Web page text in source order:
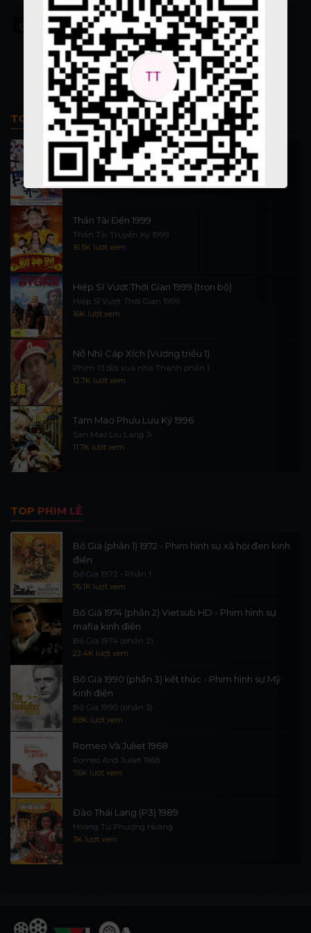
Cimarron
TOP PHIM BỘ
Thi Công Kỳ Án 1997
施公奇案 1997
89.9K lượt xem
Thần Tài Đến 1999
Thần Tài Truyền Kỳ 1999
16.5K lượt xem
Hiệp Sĩ Vượt Thời Gian 1999 (trọn bộ)
Hiệp Sĩ Vượt Thời Gian 1999
16K lượt xem
Nỗ Nhĩ Cáp Xích (Vương triều 1)
Phim 13 đời vua nhà Thanh phần 1
12.7K lượt xem
Tam Mao Phưu Lưu Ký 1996
San Mao Liu Lang Ji
11.7K lượt xem
TOP PHIM LẺ
Bố Già (phần 1) 1972 - Phim hình sự xã hội đen kinh
điển
Bố Già 1972 - Phần 1
76.1K lượt xem
Bố Già 1974 (phần 2) Vietsub HD - Phim hình sự
mafia kinh điển
Bố Già 1974 (phần 2)
22.4K lượt xem
Bố Già 1990 (phần 3) kết thúc - Phim hình sự Mỹ
kinh điển
Bố Già 1990 (phần 3)
8.8K lượt xem
Romeo Và Juliet 1968
Romeo And Juliet 1968
7.6K lượt xem
Đào Thái Lang (P3) 1989
Hoàng Tử Phượng Hoàng
3K lượt xem